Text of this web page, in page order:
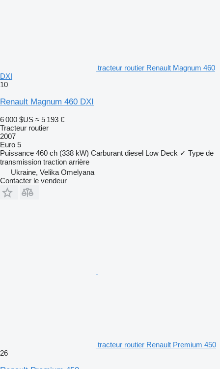
tracteur routier Renault Magnum 460
DXI
10
Renault Magnum 460 DXI
6 000 $US ≈ 5 193 €
Tracteur routier
2007
Euro 5
Puissance 460 ch (338 kW) Carburant diesel Low Deck ✓ Type de
transmission traction arrière
Ukraine, Velika Omelyana
Contacter le vendeur
tracteur routier Renault Premium 450
26